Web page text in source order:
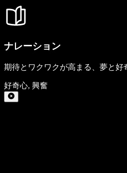
ナレーション
期待とワクワクが高まる、夢と好
好奇心, 興奮